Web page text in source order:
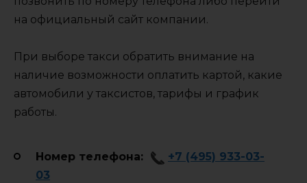
на официальный сайт компании.
При выборе такси обратить внимание на
наличие возможности оплатить картой, какие
автомобили у таксистов, тарифы и график
работы.
Номер телефона:
+7 (495) 933-03-
03